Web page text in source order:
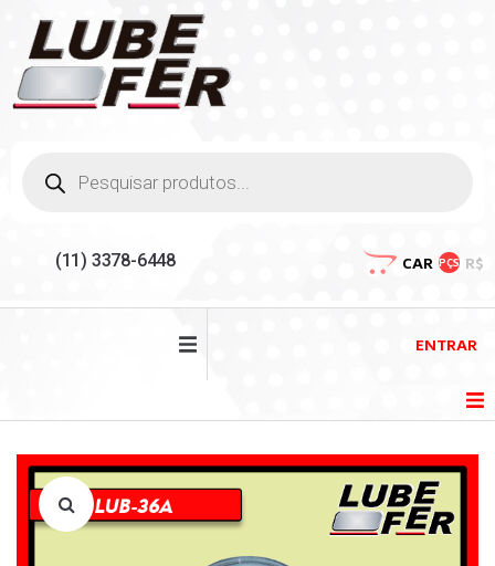
(11) 3378-6448 CAR PÇS R$
LOJA
ENTRAR